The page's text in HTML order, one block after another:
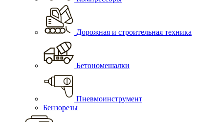
Дорожная и строительная техника
Бетономешалки
Пневмоинструмент
Бензорезы